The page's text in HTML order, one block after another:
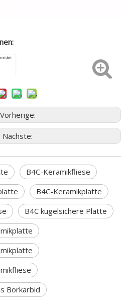
Vorherige:
Nächste:
B4C-Keramikfliese
B4C-Keramikplatte
B4C kugelsichere Platte
Borkarbid